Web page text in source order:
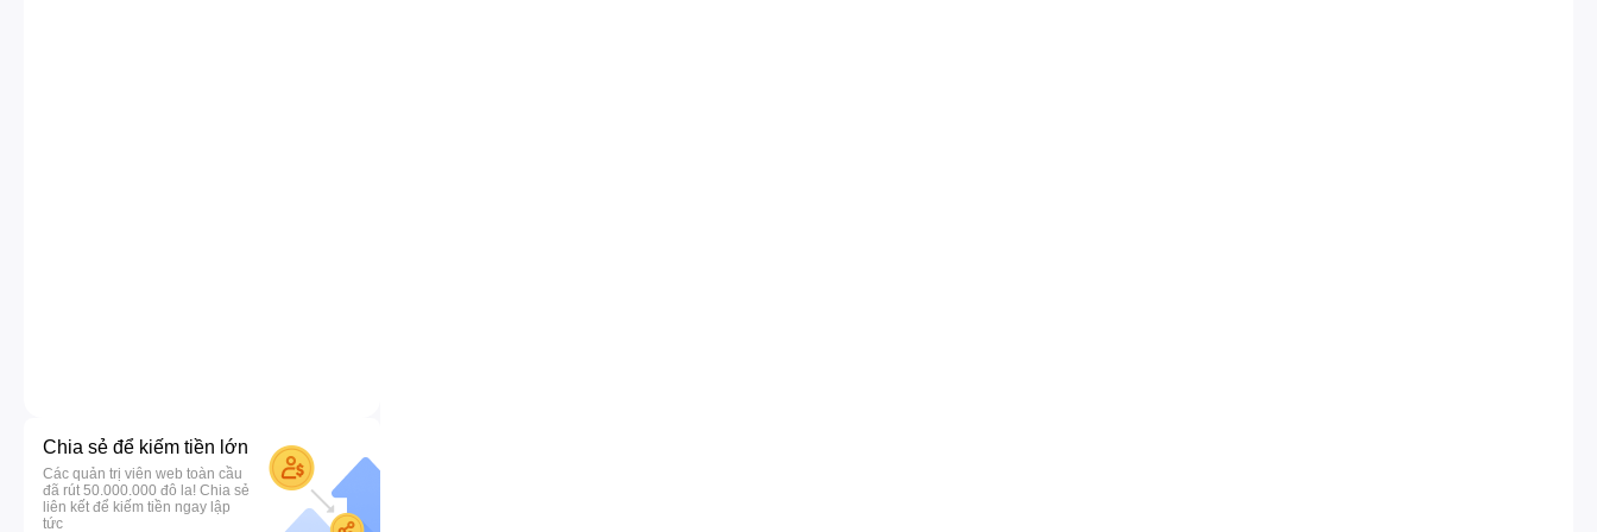
Chia sẻ để kiếm tiền lớn
Các quản trị viên web toàn cầu
đã rút 50.000.000 đô la! Chia sẻ
liên kết để kiếm tiền ngay lập
tức